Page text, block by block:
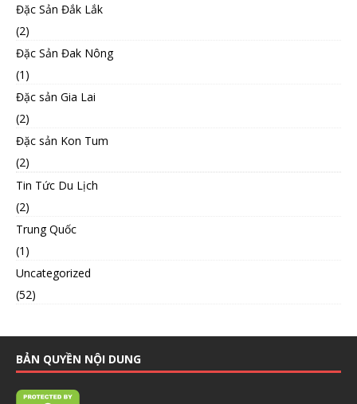
Đặc Sản Đắk Lắk
(2)
Đặc Sản Đak Nông
(1)
Đặc sản Gia Lai
(2)
Đặc sản Kon Tum
(2)
Tin Tức Du Lịch
(2)
Trung Quốc
(1)
Uncategorized
(52)
BẢN QUYỀN NỘI DUNG